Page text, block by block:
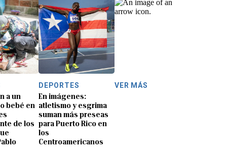
a un
bebé en
de los
DEPORTES
En imágenes:
atletismo y esgrima
suman más preseas
para Puerto Rico en
los
Centroamericanos
VER MÁS